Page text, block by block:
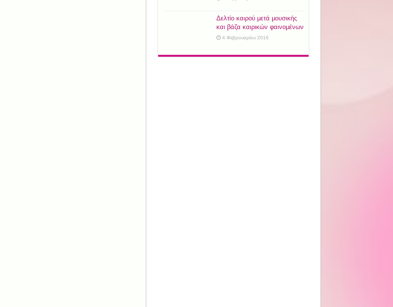
Δελτίο καιρού μετά μουσικής
και βάζα καιρικών φαινομένων
4 Φεβρουαρίου 2016